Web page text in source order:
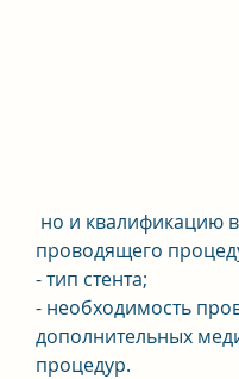
проводящего
- тип стента;
- необходимость
дополнительных
процедур.